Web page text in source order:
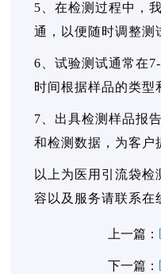
5、在检测过程中，
通，以便随时调整测
6、试验测试通常在
时间根据样品的类型
7、出具检测样品报
和检测数据，为客户
以上为医用引流袋
容以及服务请联系在
上一篇：
下一篇：